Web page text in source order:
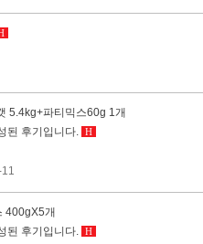
5.4kg+파티믹스60g 1개
된 후기입니다. H
11
400gX5개
된 후기입니다. H